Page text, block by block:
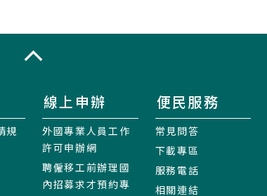
規
線上申辦
外國專業人員工作
許可申辦網
聘僱移工前辦理國
內招募求才預約專
便民服務
常見問答
下載專區
服務電話
相關連結